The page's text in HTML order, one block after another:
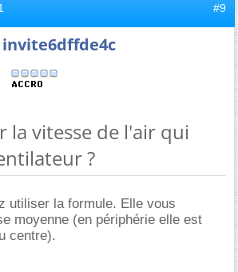
#9
invite6dffde4c
la vitesse de l'air qui
?
utiliser la formule. Elle vous
moyenne (en périphérie elle est
centre).